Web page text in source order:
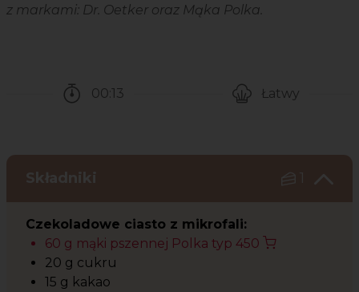
z markami: Dr. Oetker oraz Mąka Polka.
00:13
Łatwy
Składniki 1
Czekoladowe ciasto z mikrofali:
60 g mąki pszennej Polka typ 450
20 g cukru
15 g kakao